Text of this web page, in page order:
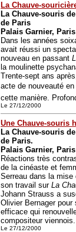
La Chauve-
La Chauve-souris
de Paris
Palais Garnier, Paris
Dans les années
avait réussi un
nouveau en passant
la moulinette
Trente-sept ans
acte de nouveauté
cette manière.
Le 27/12/2000
Une Chauve-souris
La Chauve-souris
de Paris.
Palais Garnier, Paris
Réactions très
de la cinéaste et
Serreau dans la mise
son travail sur La
Johann Strauss a
Olivier Bernager pour
efficace qui
compositeur viennois.
Le 27/12/2000